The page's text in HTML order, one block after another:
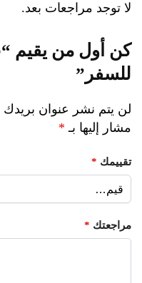
لا توجد مراجعات بعد.
كن أول من يقيم
للسفر”
لن يتم نشر عنوان بريدك
مشار إليها بـ *
تقييمك *
مراجعتك *